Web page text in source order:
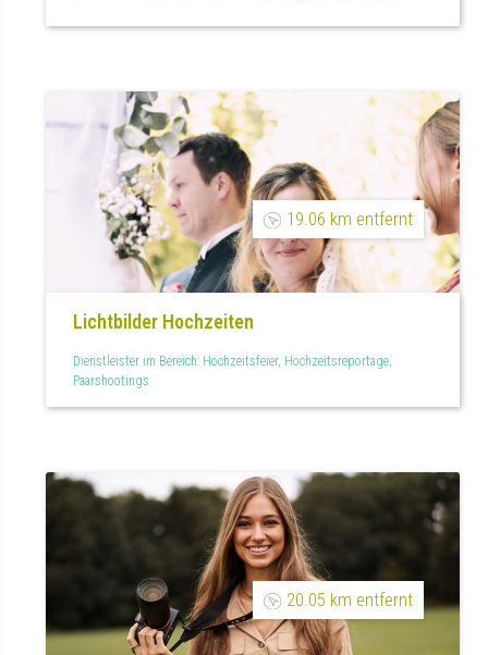
19.06 km entfernt
Lichtbilder Hochzeiten
Dienstleister im Bereich: Hochzeitsfeier, Hochzeitsreportage,
Paarshootings
20.05 km entfernt